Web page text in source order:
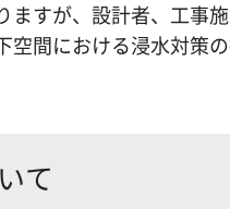
ますが、設計者、工事
空間における浸水対策
て